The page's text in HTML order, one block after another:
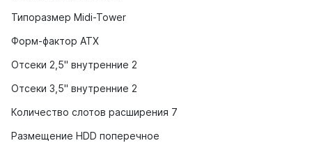
Типоразмер Midi-Tower
Форм-фактор ATX
Отсеки 2,5" внутренние 2
Отсеки 3,5" внутренние 2
Количество слотов расширения 7
Размещение HDD поперечное